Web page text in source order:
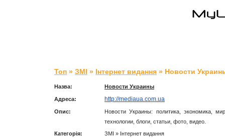
Топ » ЗМІ » Інтернет видання » Новости
Назва: Новости Украины
Адреса: http://mediaua.com.ua
Опис:
Новости Украины: политика, экономика,
технологии, блоги, статьи, фото, видео.
Категорія:
ЗМІ » Інтернет видання